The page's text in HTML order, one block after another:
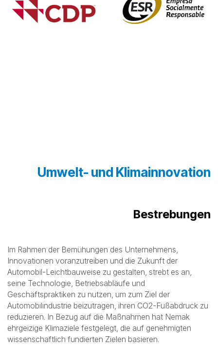
Umwelt- und Klimainnovation
Bestrebungen
Im Rahmen der Bemühungen des Unternehmens,
Innovationen voranzutreiben und die Zukunft der
Automobil-Leichtbauweise zu gestalten, strebt es an,
seine Technologie, Betriebsabläufe und
Geschäftspraktiken zu nutzen, um zum Ziel der
Automobilindustrie beizutragen, ihren CO2-Fußabdruck zu
reduzieren. In Bezug auf die Maßnahmen hat Nemak
ehrgeizige Klimaziele festgelegt, die auf genehmigten
wissenschaftlich fundierten Zielen basieren.